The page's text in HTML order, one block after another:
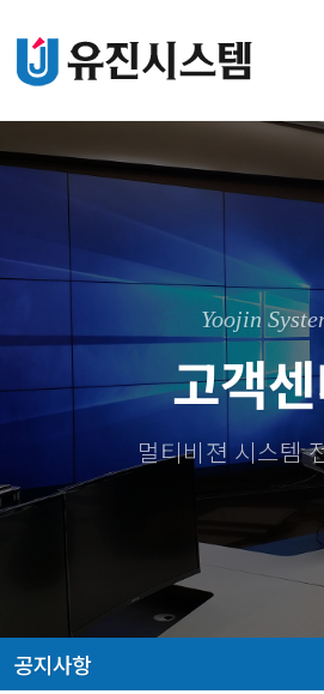
Yoojin
고객
멀티비젼 시스템
공지사항